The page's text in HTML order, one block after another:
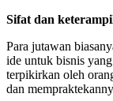
Sifat dan
Para jutawan
ide untuk bisnis
terpikirkan oleh
dan